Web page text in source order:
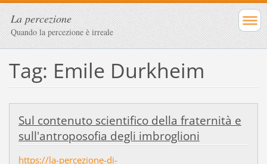
La percezione
Quando la percezione è irreale
Tag: Emile Durkheim
Sul contenuto scientifico della fraternità e
sull'antroposofia degli imbroglioni
https://la-percezione-di-